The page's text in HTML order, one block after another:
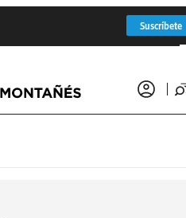
Suscríbete